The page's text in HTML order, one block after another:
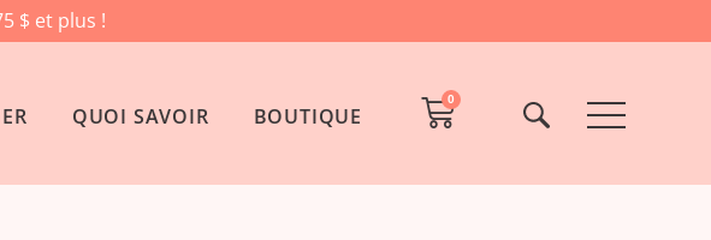
$ et plus !
QUOI SAVOIR BOUTIQUE
0